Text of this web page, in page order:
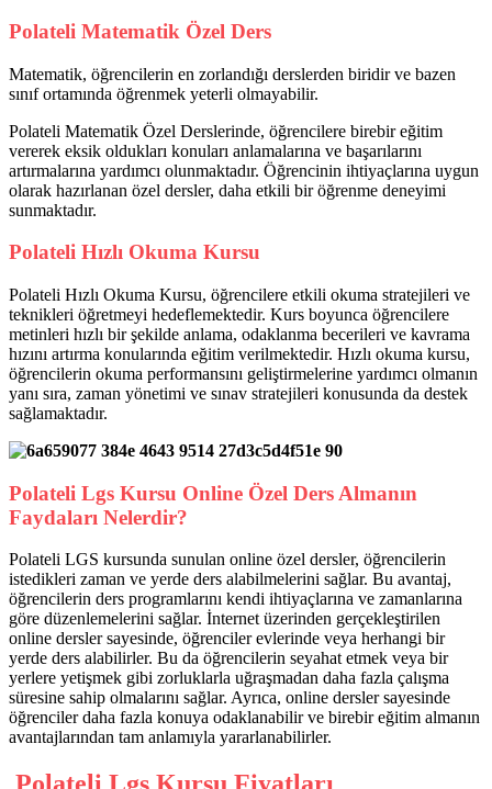
Polateli Matematik Özel Ders
Matematik, öğrencilerin en zorlandığı derslerden biridir ve bazen
sınıf ortamında öğrenmek yeterli olmayabilir.
Polateli Matematik Özel Derslerinde, öğrencilere birebir eğitim
vererek eksik oldukları konuları anlamalarına ve başarılarını
artırmalarına yardımcı olunmaktadır. Öğrencinin ihtiyaçlarına uygun
olarak hazırlanan özel dersler, daha etkili bir öğrenme deneyimi
sunmaktadır.
Polateli Hızlı Okuma Kursu
Polateli Hızlı Okuma Kursu, öğrencilere etkili okuma stratejileri ve
teknikleri öğretmeyi hedeflemektedir. Kurs boyunca öğrencilere
metinleri hızlı bir şekilde anlama, odaklanma becerileri ve kavrama
hızını artırma konularında eğitim verilmektedir. Hızlı okuma kursu,
öğrencilerin okuma performansını geliştirmelerine yardımcı olmanın
yanı sıra, zaman yönetimi ve sınav stratejileri konusunda da destek
sağlamaktadır.
Polateli Lgs Kursu Online Özel Ders Almanın
Faydaları Nelerdir?
Polateli LGS kursunda sunulan online özel dersler, öğrencilerin
istedikleri zaman ve yerde ders alabilmelerini sağlar. Bu avantaj,
öğrencilerin ders programlarını kendi ihtiyaçlarına ve zamanlarına
göre düzenlemelerini sağlar. İnternet üzerinden gerçekleştirilen
online dersler sayesinde, öğrenciler evlerinde veya herhangi bir
yerde ders alabilirler. Bu da öğrencilerin seyahat etmek veya bir
yerlere yetişmek gibi zorluklarla uğraşmadan daha fazla çalışma
süresine sahip olmalarını sağlar. Ayrıca, online dersler sayesinde
öğrenciler daha fazla konuya odaklanabilir ve birebir eğitim almanın
avantajlarından tam anlamıyla yararlanabilirler.